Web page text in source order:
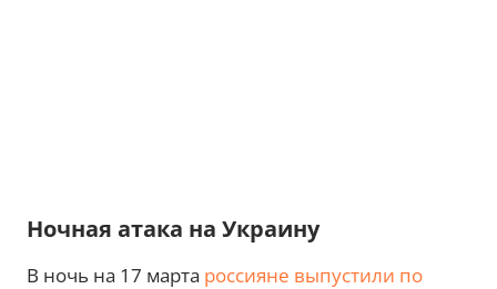
Ночная атака на Украину
В ночь на 17 марта россияне выпустили по